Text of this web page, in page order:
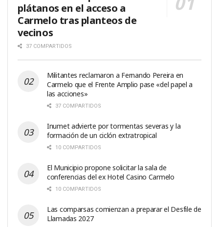
plátanos en el acceso a
Carmelo tras planteos de
vecinos
37 COMPARTIDOS
Militantes reclamaron a Fernando Pereira en
Carmelo que el Frente Amplio pase «del papel a
las acciones»
37 COMPARTIDOS
Inumet advierte por tormentas severas y la
formación de un ciclón extratropical
10 COMPARTIDOS
El Municipio propone solicitar la sala de
conferencias del ex Hotel Casino Carmelo
10 COMPARTIDOS
Las comparsas comienzan a preparar el Desfile de
Llamadas 2027